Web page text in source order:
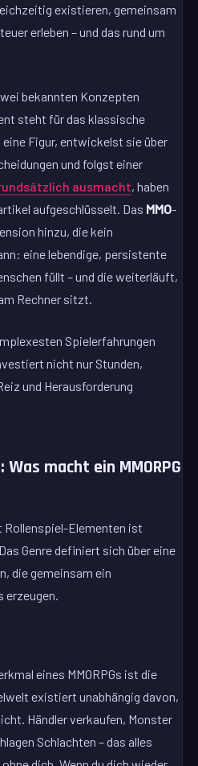
existieren, gemeinsam
erleben – und das rund um
bekannten Konzepten
steht für das klassische
Figur, entwickelst sie über
und folgst einer
ausmacht, haben
aufgeschlüsselt. Das MMO-
hinzu, die kein
eine lebendige, persistente
füllt – und die weiterläuft,
Rechner sitzt.
Spielerfahrungen
nicht nur Stunden,
und Herausforderung
macht ein MMORPG
Rollenspiel-Elementen ist
Genre definiert sich über eine
die gemeinsam ein
erzeugen.
eines MMORPGs ist die
existiert unabhängig davon,
Händler verkaufen, Monster
Schlachten – das alles